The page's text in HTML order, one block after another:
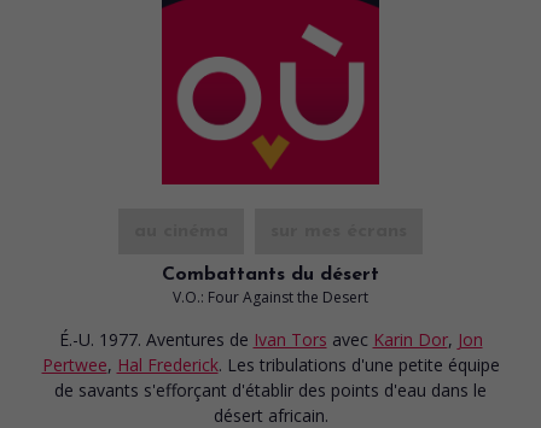
Combattants du désert
V.O.: Four Against the Desert
É.-U. 1977. Aventures de Ivan Tors avec Karin Dor, Jon
Pertwee, Hal Frederick. Les tribulations d'une petite équipe
de savants s'efforçant d'établir des points d'eau dans le
désert africain.